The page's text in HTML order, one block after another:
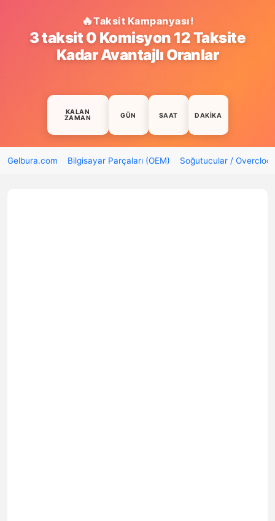
Taksit Kampanyası!
3 taksit 0 Komisyon 12 Taksite
Kadar Avantajlı Oranlar
KALAN
ZAMAN GÜN SAAT DAKIKA
Gelbura.com Bilgisayar Parçaları (OEM) Soğutucular / Overclock